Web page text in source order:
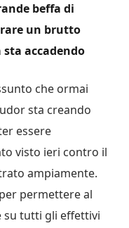
beffa di
un brutto
sta accadendo
che ormai
sta creando
essere
visto ieri contro il
ampiamente.
permettere al
su tutti gli effettivi